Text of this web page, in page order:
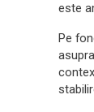
este
Pe